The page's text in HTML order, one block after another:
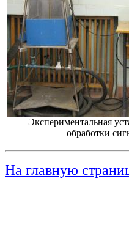
Экспериментальная
обработки
На главную